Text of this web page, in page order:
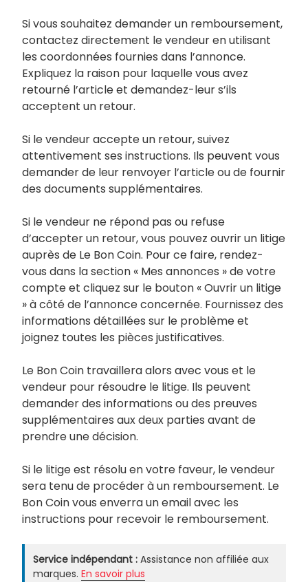
Si vous souhaitez demander un remboursement,
contactez directement le vendeur en utilisant
les coordonnées fournies dans l’annonce.
Expliquez la raison pour laquelle vous avez
retourné l’article et demandez-leur s’ils
acceptent un retour.
Si le vendeur accepte un retour, suivez
attentivement ses instructions. Ils peuvent vous
demander de leur renvoyer l’article ou de fournir
des documents supplémentaires.
Si le vendeur ne répond pas ou refuse
d’accepter un retour, vous pouvez ouvrir un litige
auprès de Le Bon Coin. Pour ce faire, rendez-
vous dans la section « Mes annonces » de votre
compte et cliquez sur le bouton « Ouvrir un litige
» à côté de l’annonce concernée. Fournissez des
informations détaillées sur le problème et
joignez toutes les pièces justificatives.
Le Bon Coin travaillera alors avec vous et le
vendeur pour résoudre le litige. Ils peuvent
demander des informations ou des preuves
supplémentaires aux deux parties avant de
prendre une décision.
Si le litige est résolu en votre faveur, le vendeur
sera tenu de procéder à un remboursement. Le
Bon Coin vous enverra un email avec les
instructions pour recevoir le remboursement.
Service indépendant : Assistance non affiliée aux
marques. En savoir plus